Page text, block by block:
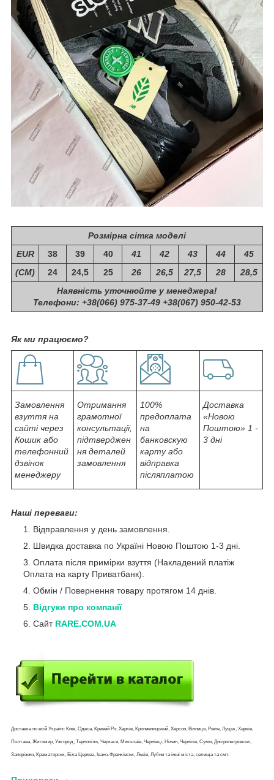
Розмірна сітка моделі
EUR
38 39 40 41 42 43 44
45
(СМ)
24 24,5 25 26 26,5 27,5 28
28,5
Наявність уточнюйте у менеджера!
Телефони: +38(066) 975-37-49 +38(067) 950-42-53
Як ми працюємо?
Замовлення
взуття на
сайті через
Кошик або
телефонний
дзвінок
менеджеру
Отримання
грамотної
консультації,
підтверджен
ня деталей
замовлення
100%
предоплата
на
банковскую
карту або
відправка
післяплатою
Доставка
«Новою
Поштою» 1 -
3 дні
Наші переваги:
Відправлення у день замовлення.
Швидка доставка по Україні Новою Поштою 1-3 дні.
Оплата після примірки взуття (Накладений платіж
Оплата на карту Приватбанк).
Обмін / Повернення товару протягом 14 днів.
Відгуки про компанії
Сайт RARE.COM.UA
Доставка по всій Україні: Київ, Одеса, Кривий Ріг, Харків, Кропивницький, Херсон, Вінниця, Рівне, Луцьк, Харків,
Полтава, Житомир, Ужгород, Тернопіль, Черкаси, Миколаїв, Чернівці, Ніжин, Чернігів, Суми, Дніпропетровськ,
Запоріжжя, Краматорськ, Біла Церква, Івано-Франківськ, Львів, Лубни та інші міста, селища та смт.